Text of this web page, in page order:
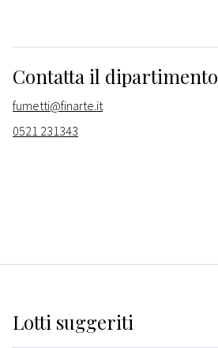
Contatta il dipartimento
fumetti@finarte.it
0521 231343
Lotti suggeriti